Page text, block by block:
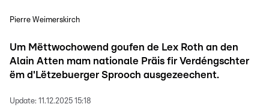
Pierre Weimerskirch
Um Mëttwochowend goufen de Lex Roth an den
Alain Atten mam nationale Präis fir Verdéngschter
ëm d'Lëtzebuerger Sprooch ausgezeechent.
Update: 11.12.2025 15:18